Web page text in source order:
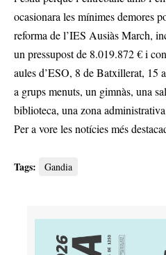
ocasionara les mínimes demores
reforma de l’IES Ausiàs March,
un pressupost de 8.019.872 € i
aules d’ESO, 8 de Batxillerat, 15
a grups menuts, un gimnàs, una
biblioteca, una zona
Per a vore les notícies més
Tags: Gandia